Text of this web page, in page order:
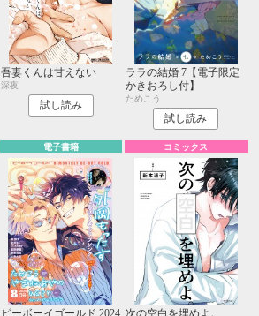
吾妻くんは甘えない
深夜
試し読み
ララの結婚 7【電子限定
かきおろし付】
ためこう
試し読み
電子書籍
ビーボーイゴールド 2024
コミックス
次の空白を埋めよ。